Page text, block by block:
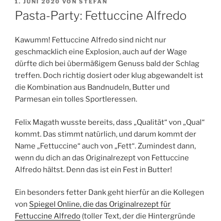
AM
1. JUNI 2020 VON STEFAN
Pasta-Party: Fettuccine Alfredo
Kawumm! Fettuccine Alfredo sind nicht nur
geschmacklich eine Explosion, auch auf der Wage
dürfte dich bei übermäßigem Genuss bald der Schlag
treffen. Doch richtig dosiert oder klug abgewandelt ist
die Kombination aus Bandnudeln, Butter und
Parmesan ein tolles Sportleressen.
Felix Magath wusste bereits, dass „Qualität“ von „Qual“
kommt. Das stimmt natürlich, und darum kommt der
Name „Fettuccine“ auch von „Fett“. Zumindest dann,
wenn du dich an das Originalrezept von Fettuccine
Alfredo hältst. Denn das ist ein Fest in Butter!
Ein besonders fetter Dank geht hierfür an die Kollegen
von Spiegel Online, die das Originalrezept für
Fettuccine Alfredo (toller Text, der die Hintergründe